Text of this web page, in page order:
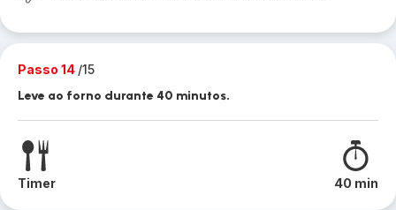
Passo 14 /15
Leve ao forno durante 40 minutos.
Timer 40 min